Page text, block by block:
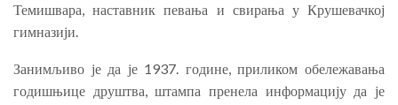
Темишвара, наставник певања и свирања у Крушевачкој
гимназији.
Занимљиво је да је 1937. године, приликом обележавања
годишњице друштва, штампа пренела информацију да је